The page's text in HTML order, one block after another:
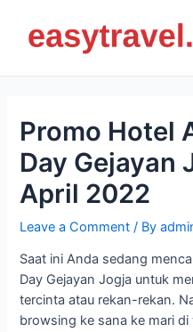
content
Promo Hotel
Day Gejayan
April 2022
Leave a Comment / By
Saat ini Anda sedang
Day Gejayan Jogja untuk
tercinta atau rekan-rekan.
browsing ke sana ke mari